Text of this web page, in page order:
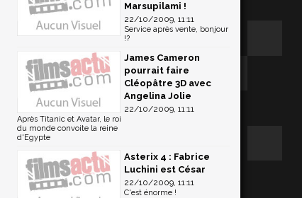
Marsupilami !
22/10/2009, 11:11
Service après vente, bonjour
!?
James Cameron
pourrait faire
Cléopâtre 3D avec
Angelina Jolie
22/10/2009, 11:11
Après Titanic et Avatar, le roi
du monde convoite la reine
d'Egypte
Asterix 4 : Fabrice
Luchini est César
22/10/2009, 11:11
C'est énorme !